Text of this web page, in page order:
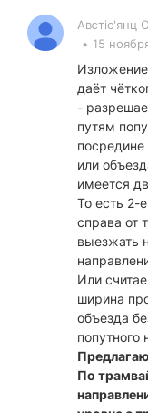
Авєтіс'янц
• 15
Изложение
даёт
-
путям
или
имеется
То есть 2-
справа от
выезжать
Или
ширина
объезда
попутного
По